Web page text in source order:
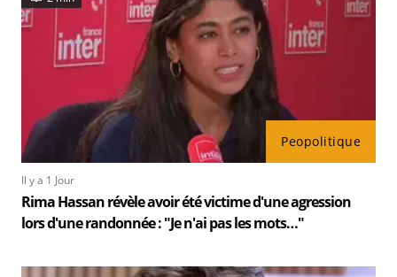
Peopolitique
Il y a 1 Jour
Rima Hassan révèle avoir été victime d'une agression
lors d'une randonnée : "Je n'ai pas les mots…"